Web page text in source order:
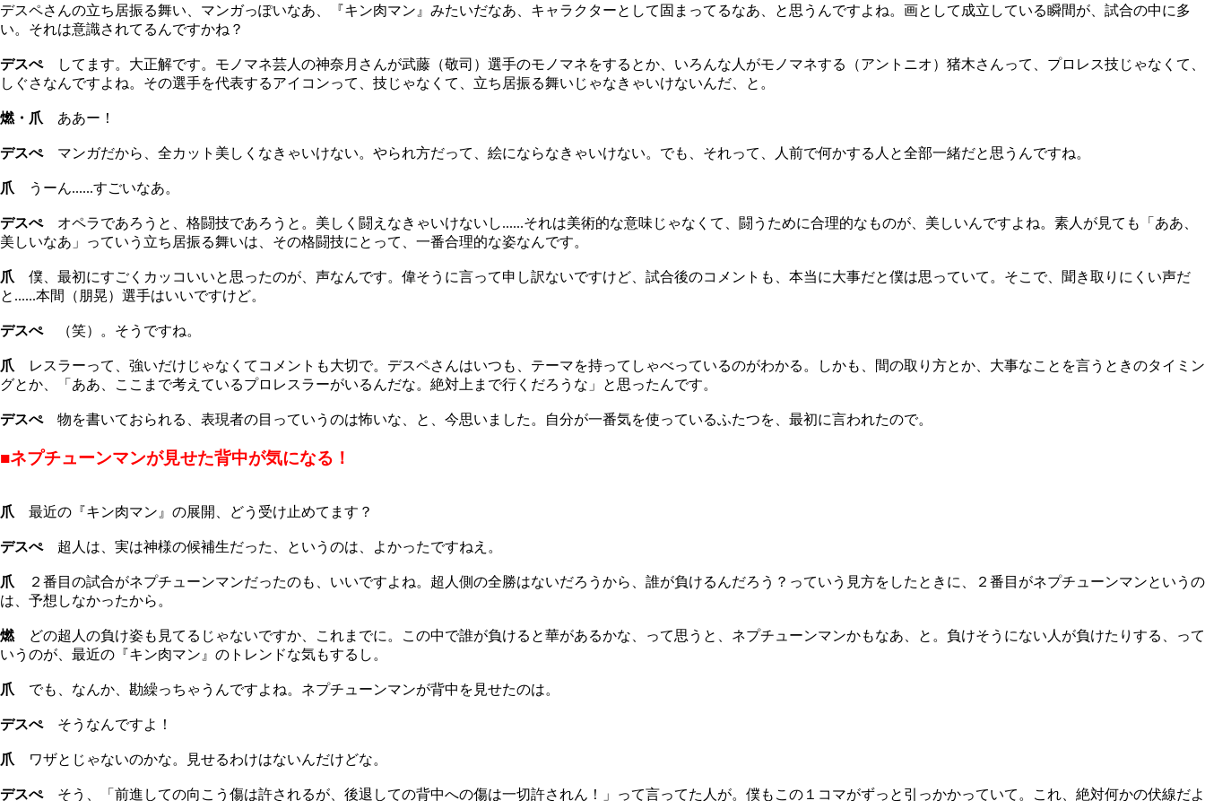
デスペさんの立ち居振る舞い、マンガっぽいなあ、『キン肉マン』みたいだなあ、キャラクターとして固まってるなあ、と思うんですよね。画として成立している瞬間が、試合の中に多
い。それは意識されてるんですかね？
デスぺしてます。大正解です。モノマネ芸人の神奈月さんが武藤（敬司）選手のモノマネをするとか、いろんな人がモノマネする（アントニオ）猪木さんって、プロレス技じゃなくて、
しぐさなんですよね。その選手を代表するアイコンって、技じゃなくて、立ち居振る舞いじゃなきゃいけないんだ、と。
燃・爪 ああー！
デスぺマンガだから、全カット美しくなきゃいけない。やられ方だって、絵にならなきゃいけない。でも、それって、人前で何かする人と全部一緒だと思うんですね。
爪 うーん......すごいなあ。
デスぺオペラであろうと、格闘技であろうと。美しく闘えなきゃいけないし......それは美術的な意味じゃなくて、闘うために合理的なものが、美しいんですよね。素人が見ても「ああ、
美しいなあ」っていう立ち居振る舞いは、その格闘技にとって、一番合理的な姿なんです。
爪 僕、最初にすごくカッコいいと思ったのが、声なんです。偉そうに言って申し訳ないですけど、試合後のコメントも、本当に大事だと僕は思っていて。そこで、聞き取りにくい声だ
と......本間（朋晃）選手はいいですけど。
デスぺ （笑）。そうですね。
爪
レスラーって、強いだけじゃなくてコメントも大切で。デスペさんはいつも、テーマを持ってしゃべっているのがわかる。しかも、間の取り方とか、大事なことを言うときのタイミン
グとか、「ああ、ここまで考えているプロレスラーがいるんだな。絶対上まで行くだろうな」と思ったんです。
デスぺ物を書いておられる、表現者の目っていうのは怖いな、と、今思いました。自分が一番気を使っているふたつを、最初に言われたので。
■ネプチューンマンが見せた背中が気になる！
爪 最近の『キン肉マン』の展開、どう受け止めてます？
デスぺ超人は、実は神様の候補生だった、というのは、よかったですねえ。
爪
２番目の試合がネプチューンマンだったのも、いいですよね。超人側の全勝はないだろうから、誰が負けるんだろう？っていう見方をしたときに、２番目がネプチューンマンというの
は、予想しなかったから。
燃どの超人の負け姿も見てるじゃないですか、これまでに。この中で誰が負けると華があるかな、って思うと、ネプチューンマンかもなあ、と。負けそうにない人が負けたりする、って
いうのが、最近の『キン肉マン』のトレンドな気もするし。
爪 でも、なんか、勘繰っちゃうんですよね。ネプチューンマンが背中を見せたのは。
デスぺそうなんですよ！
爪 ワザとじゃないのかな。見せるわけはないんだけどな。
デスぺそう、「前進しての向こう傷は許されるが、後退しての背中への傷は一切許されん！」って言ってた人が。僕もこの１コマがずっと引っかかっていて。これ、絶対何かの伏線だよ